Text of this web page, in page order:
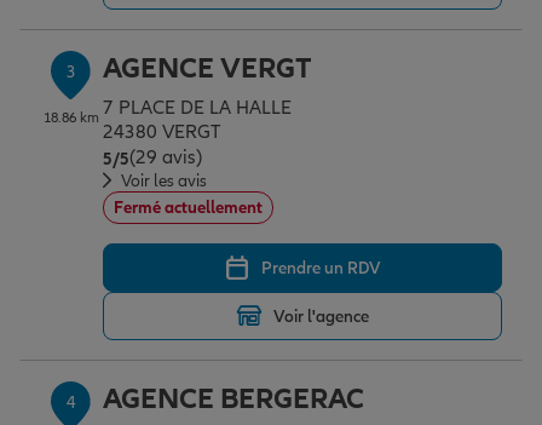
Garantie des accidents de la vie
Assurance scolaire
Protection juridique
Tous nos devis d'assurance
3
18.86 km
AGENCE VERGT
7 PLACE DE LA HALLE
24380 VERGT
5/5Note de 5 sur 5
(29 avis)
Voir les avis
Fermé actuellement
Prendre un RDV
Voir l'agence
4 AGENCE BERGERAC